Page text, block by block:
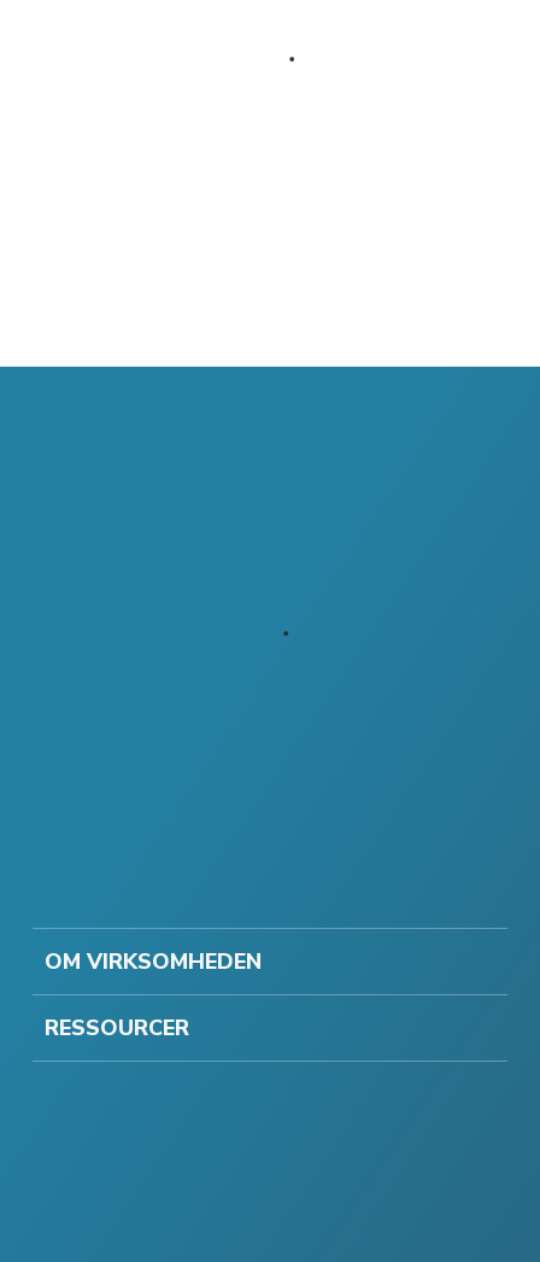
OM VIRKSOMHEDEN
RESSOURCER